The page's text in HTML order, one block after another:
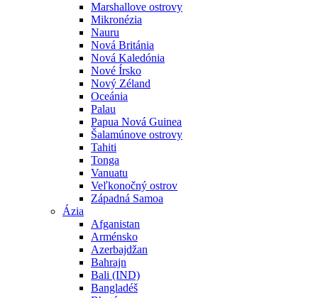
Marshallove ostrovy
Mikronézia
Nauru
Nová Británia
Nová Kaledónia
Nové Írsko
Nový Zéland
Oceánia
Palau
Papua Nová Guinea
Šalamúnove ostrovy
Tahiti
Tonga
Vanuatu
Veľkonočný ostrov
Západná Samoa
Ázia
Afganistan
Arménsko
Azerbajdžan
Bahrajn
Bali (IND)
Bangladéš